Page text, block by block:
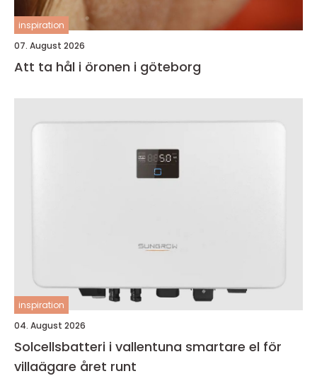
inspiration
07. August 2026
Att ta hål i öronen i göteborg
inspiration
04. August 2026
Solcellsbatteri i vallentuna smartare el för
villaägare året runt